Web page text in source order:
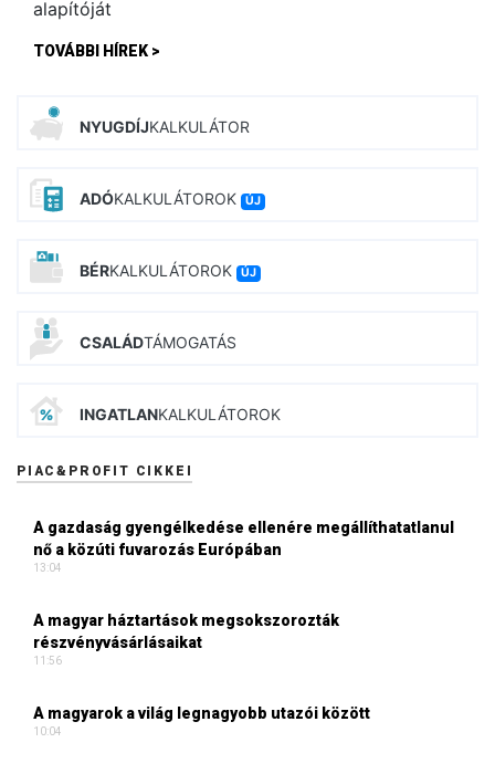
TOVÁBBI HÍREK >
NYUGDÍJKALKULÁTOR
ADÓKALKULÁTOROK ÚJ
BÉRKALKULÁTOROK ÚJ
CSALÁDTÁMOGATÁS
INGATLANKALKULÁTOROK
PIAC&PROFIT CIKKEI
A gazdaság gyengélkedése ellenére megállíthatatlanul
nő a közúti fuvarozás Európában
13:04
A magyar háztartások megsokszorozták
részvényvásárlásaikat
11:56
A magyarok a világ legnagyobb utazói között
10:04